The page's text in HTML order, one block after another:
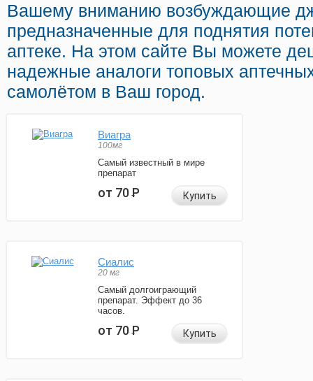
Вашему вниманию возбуждающие
предназначенные для поднятия
аптеке. На этом сайте Вы можете
надежные аналоги топовых
самолётом в Ваш город.
Виагра
100мг
Самый известный в мире
препарат
от 70Р Купить
Сиалис
20 мг
Самый долгоиграющий
препарат. Эффект до 36
часов.
от 70Р Купить